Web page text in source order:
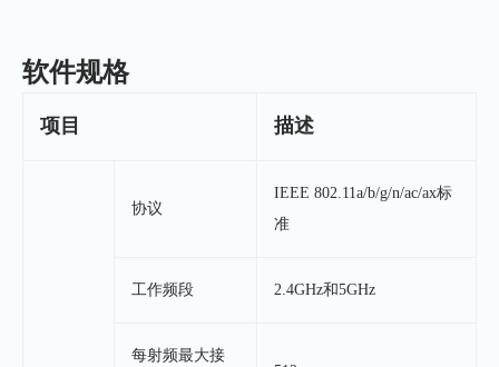
软件规格
项目 描述
协议
IEEE 802.11a/b/g/n/ac/ax标
准
工作频段 2.4GHz和5GHz
每射频最大接